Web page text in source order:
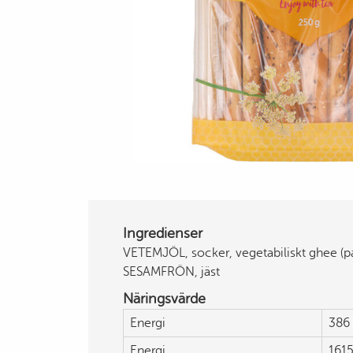
Ingredienser
VETEMJÖL, socker, vegetabiliskt ghee
SESAMFRÖN, jäst
Näringsvärde
Energi
386